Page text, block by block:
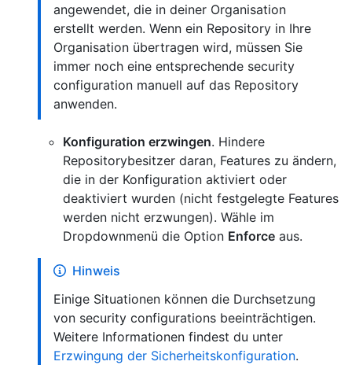
angewendet, die in deiner Organisation
erstellt werden. Wenn ein Repository in Ihre
Organisation übertragen wird, müssen Sie
immer noch eine entsprechende security
configuration manuell auf das Repository
anwenden.
Konfiguration erzwingen. Hindere
Repositorybesitzer daran, Features zu ändern,
die in der Konfiguration aktiviert oder
deaktiviert wurden (nicht festgelegte Features
werden nicht erzwungen). Wähle im
Dropdownmenü die Option Enforce aus.
Hinweis
Einige Situationen können die Durchsetzung
von security configurations beeinträchtigen.
Weitere Informationen findest du unter
Erzwingung der Sicherheitskonfiguration.